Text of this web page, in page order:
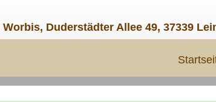
Duderstädter Allee 49, 37339